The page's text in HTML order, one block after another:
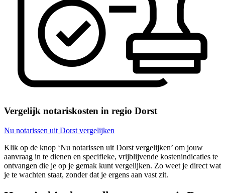
Vergelijk notariskosten in regio Dorst
Nu notarissen uit Dorst vergelijken
Klik op de knop ‘Nu notarissen uit Dorst vergelijken’ om jouw
aanvraag in te dienen en specifieke, vrijblijvende kostenindicaties te
ontvangen die je op je gemak kunt vergelijken. Zo weet je direct wat
je te wachten staat, zonder dat je ergens aan vast zit.